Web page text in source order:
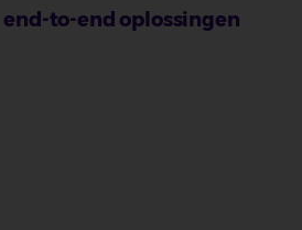
end-to-end oplossingen